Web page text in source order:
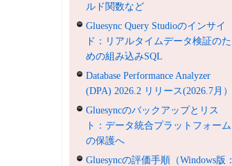
ルド関数など
Gluesync Query Studioのインサイ
ド：リアルタイムデータ検証のた
めの組み込みSQL
Database Performance Analyzer
(DPA) 2026.2 リリース(2026.7月）
Gluesyncのバックアップとリス
ト：データ統合プラットフォーム
の保護へ
Gluesyncの評価手順（Windows版：